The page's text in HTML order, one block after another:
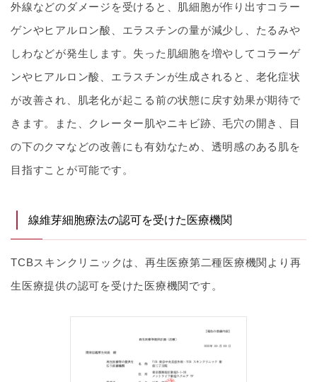
外線などのダメージを受けると、肌細胞が作り出すコラー
ゲンやヒアルロン酸、エラスチンの量が減少し、たるみや
しわなどが発生します。失った肌細胞を増やしてコラーゲ
ンやヒアルロン酸、エラスチンが生成されると、老化症状
が改善され、肌老化が起こる前の状態に戻す効果が期待で
きます。また、クレーター肌やニキビ跡、毛穴の開き、目
の下のクマなどの改善にも有効なため、透明感のある肌を
目指すことが可能です。
線維芽細胞療法の認可を受けた医療機関
TCBスキンクリニックは、再生医療第二種医療機関より再
生医療提供の認可を受けた医療機関です。